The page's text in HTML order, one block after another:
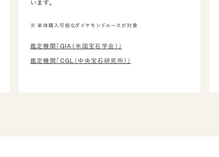
います。
※ 単体購入可能なダイヤモンドルースが対象
鑑定機関「GIA（米国宝石学会）」
鑑定機関「CGL（中央宝石研究所）」